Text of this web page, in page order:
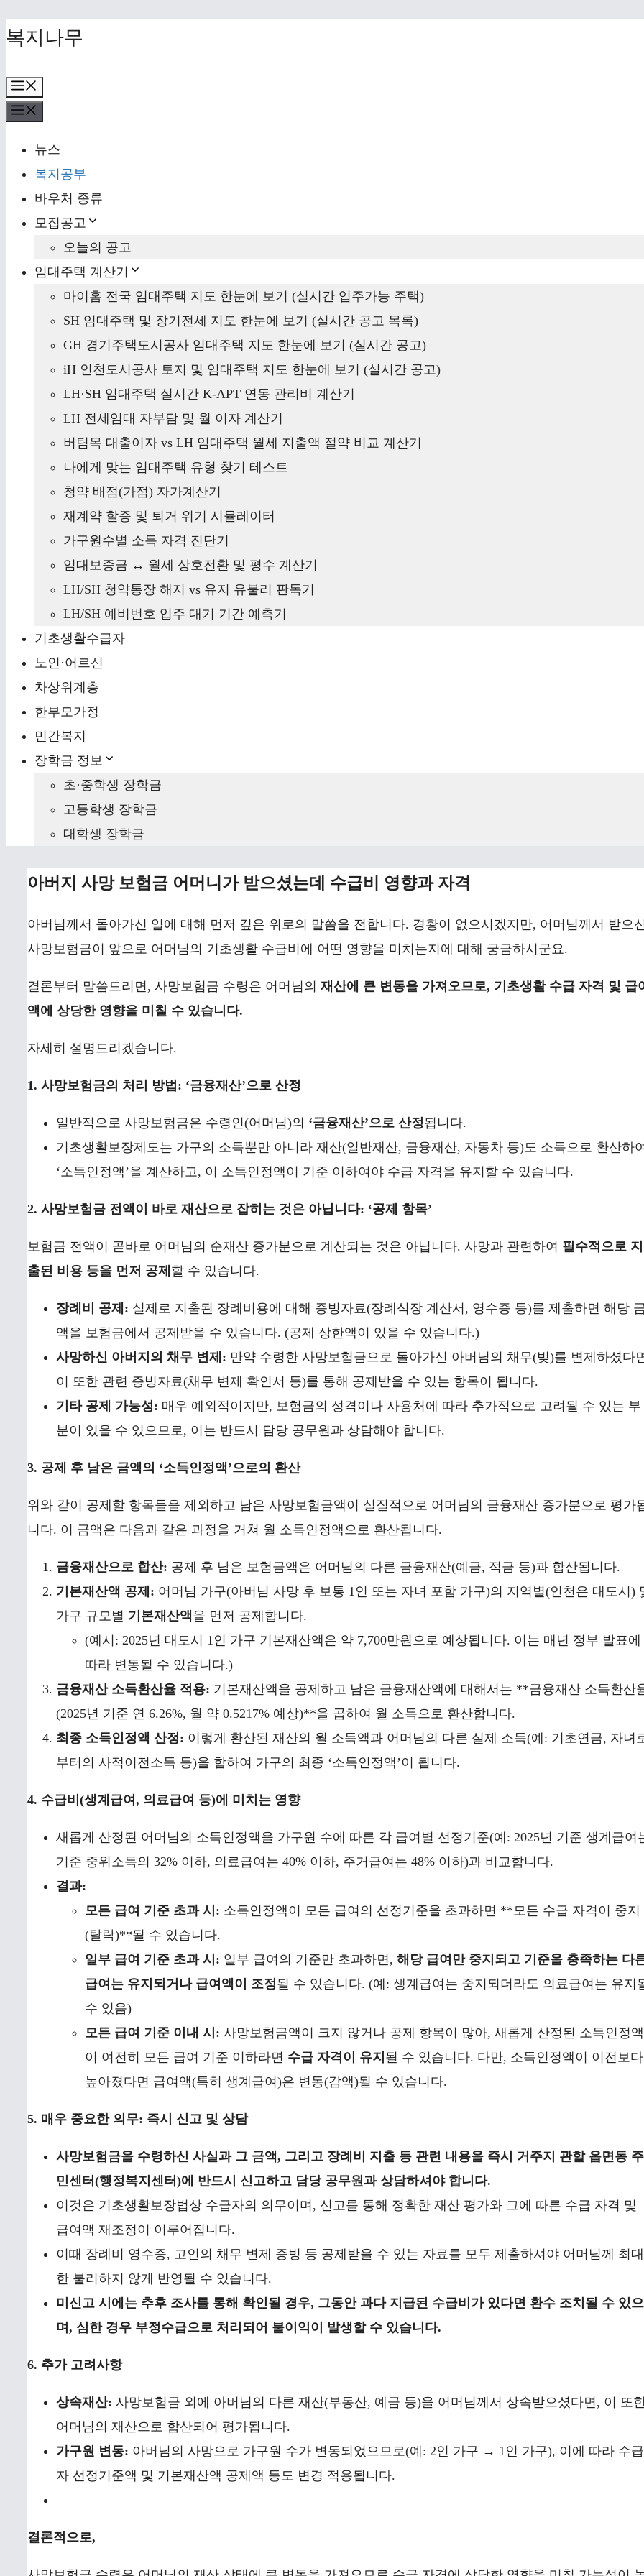
Skip
content
복지나무
뉴스
복지공부
바우처 종류
모집공고
오늘의 공고
임대주택 계산기
마이홈 전국 임대주택 지도 한눈에 보기 (실시간 입주가능 주택)
SH 임대주택 및 장기전세 지도 한눈에 보기 (실시간 공고 목록)
GH 경기주택도시공사 임대주택 지도 한눈에 보기 (실시간 공고)
iH 인천도시공사 토지 및 임대주택 지도 한눈에 보기 (실시간 공고)
LH·SH 임대주택 실시간 K-APT 연동 관리비 계산기
LH 전세임대 자부담 및 월 이자 계산기
버팀목 대출이자 vs LH 임대주택 월세 지출액 절약 비교 계산기
나에게 맞는 임대주택 유형 찾기 테스트
청약 배점(가점) 자가계산기
재계약 할증 및 퇴거 위기 시뮬레이터
가구원수별 소득 자격 진단기
임대보증금 ↔ 월세 상호전환 및 평수 계산기
LH/SH 청약통장 해지 vs 유지 유불리 판독기
LH/SH 예비번호 입주 대기 기간 예측기
기초생활수급자
노인·어르신
차상위계층
한부모가정
민간복지
장학금 정보
초·중학생 장학금
고등학생 장학금
대학생 장학금
아버지 사망 보험금 어머니가 받으셨는데 수급비 영향과 자격
아버님께서 돌아가신 일에 대해 먼저 깊은 위로의 말씀을 전합니다. 경황이 없으시겠지만, 어머님께서 받으
사망보험금이 앞으로 어머님의 기초생활 수급비에 어떤 영향을 미치는지에 대해 궁금하시군요.
결론부터 말씀드리면, 사망보험금 수령은 어머님의 재산에 큰 변동을 가져오므로, 기초생활 수급 자격 및 급
액에 상당한 영향을 미칠 수 있습니다.
자세히 설명드리겠습니다.
1. 사망보험금의 처리 방법: ‘금융재산’으로 산정
일반적으로 사망보험금은 수령인(어머님)의 ‘금융재산’으로 산정됩니다.
기초생활보장제도는 가구의 소득뿐만 아니라 재산(일반재산, 금융재산, 자동차 등)도 소득으로 환산하
‘소득인정액’을 계산하고, 이 소득인정액이 기준 이하여야 수급 자격을 유지할 수 있습니다.
2. 사망보험금 전액이 바로 재산으로 잡히는 것은 아닙니다: ‘공제 항목’
보험금 전액이 곧바로 어머님의 순재산 증가분으로 계산되는 것은 아닙니다. 사망과 관련하여 필수적으로 지
출된 비용 등을 먼저 공제 할 수 있습니다.
장례비 공제: 실제로 지출된 장례비용에 대해 증빙자료(장례식장 계산서, 영수증 등)를 제출하면 해당
액을 보험금에서 공제받을 수 있습니다. (공제 상한액이 있을 수 있습니다.)
사망하신 아버지의 채무 변제: 만약 수령한 사망보험금으로 돌아가신 아버님의 채무(빚)를 변제하셨다
이 또한 관련 증빙자료(채무 변제 확인서 등)를 통해 공제받을 수 있는 항목이 됩니다.
기타 공제 가능성: 매우 예외적이지만, 보험금의 성격이나 사용처에 따라 추가적으로 고려될 수 있는 부
분이 있을 수 있으므로, 이는 반드시 담당 공무원과 상담해야 합니다.
3. 공제 후 남은 금액의 ‘소득인정액’으로의 환산
위와 같이 공제할 항목들을 제외하고 남은 사망보험금액이 실질적으로 어머님의 금융재산 증가분으로 평가
니다. 이 금액은 다음과 같은 과정을 거쳐 월 소득인정액으로 환산됩니다.
금융재산으로 합산: 공제 후 남은 보험금액은 어머님의 다른 금융재산(예금, 적금 등)과 합산됩니다.
기본재산액 공제: 어머님 가구(아버님 사망 후 보통 1인 또는 자녀 포함 가구)의 지역별(인천은 대도시)
가구 규모별 기본재산액을 먼저 공제합니다.
(예시: 2025년 대도시 1인 가구 기본재산액은 약 7,700만원으로 예상됩니다. 이는 매년 정부 발표에
따라 변동될 수 있습니다.)
금융재산 소득환산율 적용: 기본재산액을 공제하고 남은 금융재산액에 대해서는 **금융재산 소득환산
(2025년 기준 연 6.26%, 월 약 0.5217% 예상)**을 곱하여 월 소득으로 환산합니다.
최종 소득인정액 산정: 이렇게 환산된 재산의 월 소득액과 어머님의 다른 실제 소득(예: 기초연금, 자녀
부터의 사적이전소득 등)을 합하여 가구의 최종 ‘소득인정액’이 됩니다.
4. 수급비(생계급여, 의료급여 등)에 미치는 영향
새롭게 산정된 어머님의 소득인정액을 가구원 수에 따른 각 급여별 선정기준(예: 2025년 기준 생계급여
기준 중위소득의 32% 이하, 의료급여는 40% 이하, 주거급여는 48% 이하)과 비교합니다.
결과:
모든 급여 기준 초과 시: 소득인정액이 모든 급여의 선정기준을 초과하면 **모든 수급 자격이 중지
(탈락)**될 수 있습니다.
일부 급여 기준 초과 시: 일부 급여의 기준만 초과하면, 해당 급여만 중지되고 기준을 충족하는 다
급여는 유지되거나 급여액이 조정될 수 있습니다. (예: 생계급여는 중지되더라도 의료급여는 유지
수 있음)
모든 급여 기준 이내 시: 사망보험금액이 크지 않거나 공제 항목이 많아, 새롭게 산정된 소득인정액
이 여전히 모든 급여 기준 이하라면 수급 자격이 유지 될 수 있습니다. 다만, 소득인정액이 이전보다
높아졌다면 급여액(특히 생계급여)은 변동(감액)될 수 있습니다.
5. 매우 중요한 의무: 즉시 신고 및 상담
사망보험금을 수령하신 사실과 그 금액, 그리고 장례비 지출 등 관련 내용을 즉시 거주지 관할 읍면동 주
민센터(행정복지센터)에 반드시 신고하고 담당 공무원과 상담하셔야 합니다.
이것은 기초생활보장법상 수급자의 의무이며, 신고를 통해 정확한 재산 평가와 그에 따른 수급 자격 및
급여액 재조정이 이루어집니다.
이때 장례비 영수증, 고인의 채무 변제 증빙 등 공제받을 수 있는 자료를 모두 제출하셔야 어머님께 최대
한 불리하지 않게 반영될 수 있습니다.
미신고 시에는 추후 조사를 통해 확인될 경우, 그동안 과다 지급된 수급비가 있다면 환수 조치될 수 있으
며, 심한 경우 부정수급으로 처리되어 불이익이 발생할 수 있습니다.
6. 추가 고려사항
상속재산: 사망보험금 외에 아버님의 다른 재산(부동산, 예금 등)을 어머님께서 상속받으셨다면, 이 또
어머님의 재산으로 합산되어 평가됩니다.
가구원 변동: 아버님의 사망으로 가구원 수가 변동되었으므로(예: 2인 가구 → 1인 가구), 이에 따라 수급
자 선정기준액 및 기본재산액 공제액 등도 변경 적용됩니다.
결론적으로,